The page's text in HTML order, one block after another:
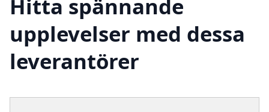
Hitta spännande
upplevelser med dessa
leverantörer